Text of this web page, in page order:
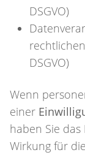
DSGVO)
DSGVO)
Wenn
einer
haben Sie
Wirkung für